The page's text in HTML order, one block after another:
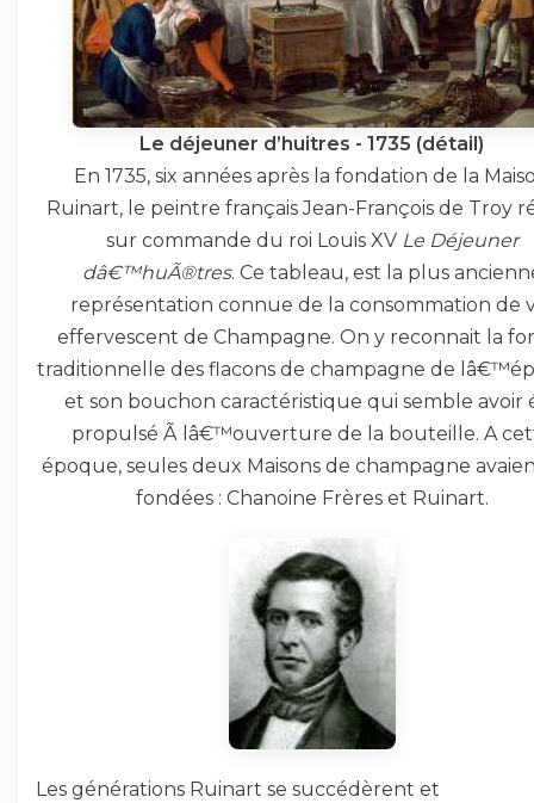
Le déjeuner d’huitres - 1735 (détail)
En 1735, six années après la fondation de la
Ruinart, le peintre français Jean-François de Troy
sur commande du roi Louis XV Le Déjeuner
dâ€™huÃ®tres. Ce tableau, est la plus
représentation connue de la consommation de
effervescent de Champagne. On y reconnait la
traditionnelle des flacons de champagne de
et son bouchon caractéristique qui semble avoir
propulsé Ã lâ€™ouverture de la bouteille. A
époque, seules deux Maisons de champagne
fondées : Chanoine Frères et Ruinart.
Les générations Ruinart se succédèrent et